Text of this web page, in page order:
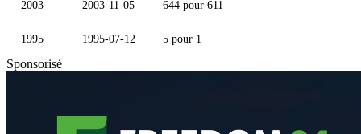
2003 2003-11-05 644 pour 611
1995 1995-07-12 5 pour 1
Sponsorisé